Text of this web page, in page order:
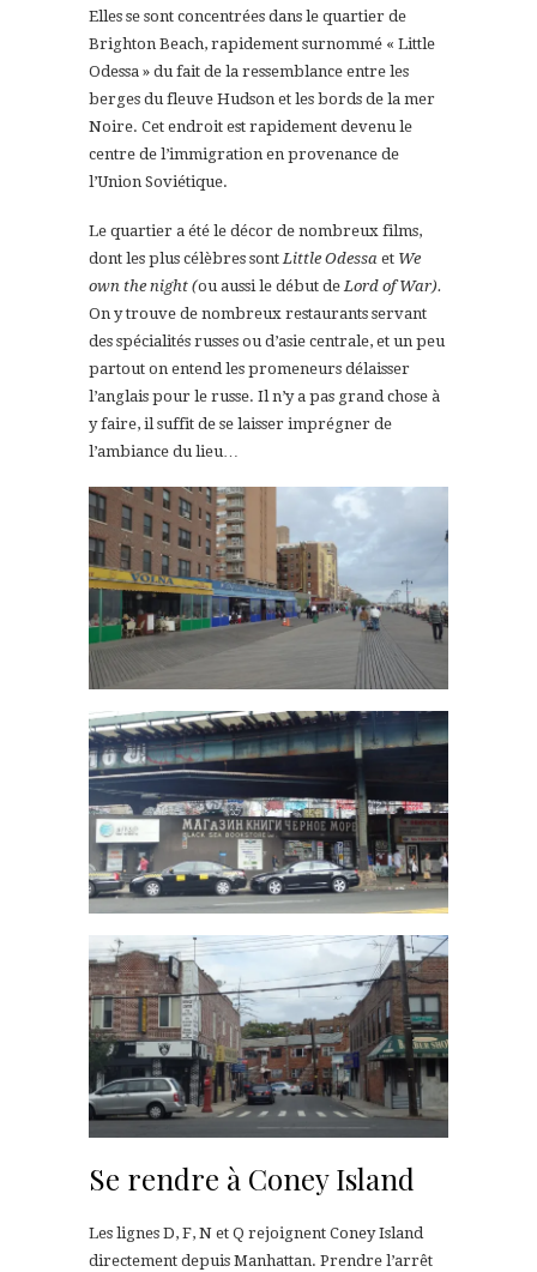
Elles se sont concentrées dans le quartier de
Brighton Beach, rapidement surnommé « Little
Odessa » du fait de la ressemblance entre les
berges du fleuve Hudson et les bords de la mer
Noire. Cet endroit est rapidement devenu le
centre de l’immigration en provenance de
l’Union Soviétique.
Le quartier a été le décor de nombreux films,
dont les plus célèbres sontLittle Odessa et We
own the night (ou aussi le début deLord of War).
On y trouve de nombreux restaurants servant
des spécialités russes ou d’asie centrale, et un peu
partout on entend les promeneurs délaisser
l’anglais pour le russe. Il n’y a pas grand chose à
y faire, il suffit de se laisser imprégner de
l’ambiance du lieu…
Se rendre à Coney Island
Les lignes D, F, N et Q rejoignent Coney Island
directement depuis Manhattan. Prendre l’arrêt